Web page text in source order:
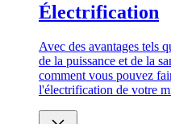
Électrification
Avec des avantages tels
de la puissance et de la
comment vous pouvez
l'électrification de votre